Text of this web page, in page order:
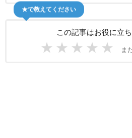
この記事はお役に立
★ ★ ★ ★ ★ ま
★で教えてください